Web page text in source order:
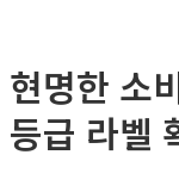
현명한 소
등급 라벨